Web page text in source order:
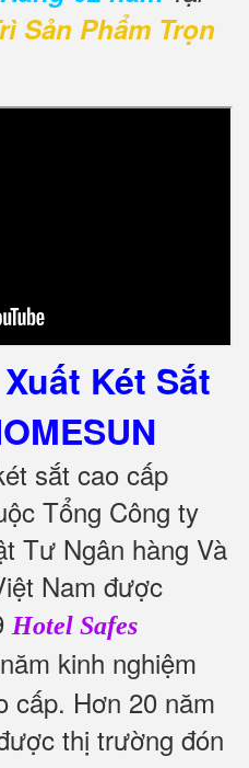
Sản Phẩm Trọn
Két Sắt
sắt cao cấp
Tổng Công ty
Tư Ngân hàng Và
Nam được
Hotel Safes
kinh nghiệm
cấp. Hơn 20 năm
thị trường đón